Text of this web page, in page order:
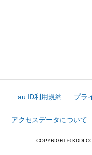
au ID利用規約 プラ
アクセスデータについて
COPYRIGHT © KDDI